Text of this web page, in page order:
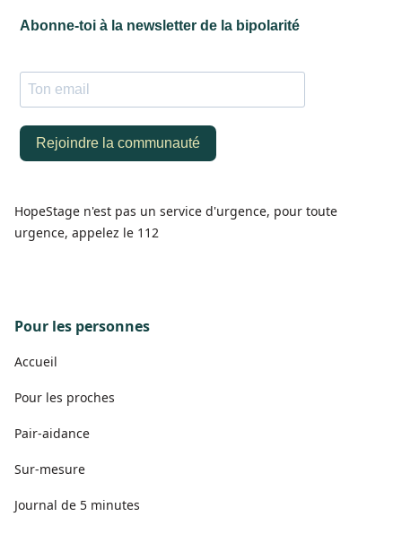
HopeStage n'est pas un service d'urgence, pour toute
urgence, appelez le 112
Pour les personnes
Accueil
Pour les proches
Pair-aidance
Sur-mesure
Journal de 5 minutes